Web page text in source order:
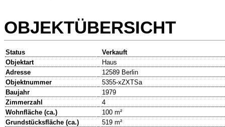
OBJEKTÜBERSICHT
Status
Verkauft
Objektart
Haus
Adresse
12589 Berlin
Objektnummer
5355-xZXTSa
Baujahr
1979
Zimmerzahl
4
Wohnfläche (ca.)
100 m²
Grundstücksfläche (ca.)
519 m²